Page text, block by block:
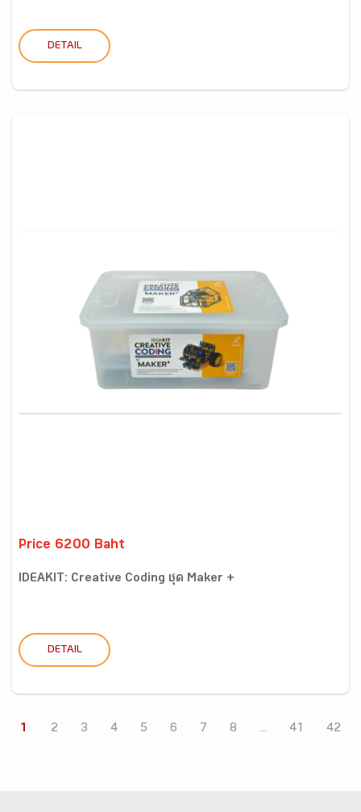
DETAIL
Price 6200 Baht
IDEAKIT: Creative Coding ชุด Maker +
DETAIL
1 2 3 4 5 6 7 8 ... 41 42